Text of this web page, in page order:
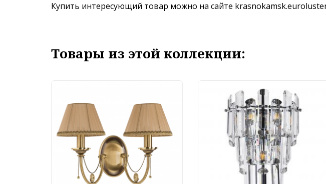
Купить интересующий товар можно на сайте
Товары из этой коллекции: